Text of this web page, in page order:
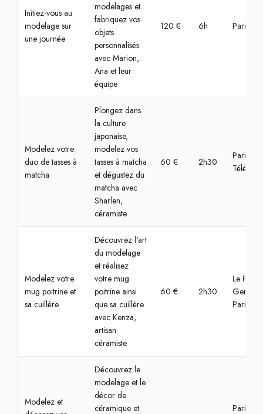
Initiez-vous au
modelage sur
une journée
modelages et
fabriquez vos
objets
personnalisés
avec Marion,
Ana et leur
équipe
120 € 6h Paris,
Modelez votre
duo de tasses à
matcha
Plongez dans
la culture
japonaise,
modelez vos
tasses à matcha
et dégustez du
matcha avec
Sharlen,
céramiste
60 € 2h30
Paris,
Modelez votre
mug poitrine et
sa cuillère
Découvrez l'art
du modelage
et réalisez
votre mug
poitrine ainsi
que sa cuillère
avec Kenza,
artisan
céramiste
60 € 2h30
Le Pré-
Gervais,
Paris
Modelez et
Découvrez le
modelage et le
décor de
céramique et
Paris,